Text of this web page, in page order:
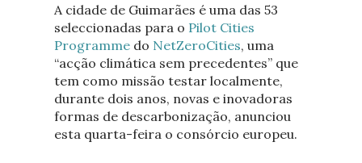
A cidade de Guimarães é uma das 53
seleccionadas para o Pilot Cities
Programmedo NetZeroCities, uma
“acção climática sem precedentes” que
tem como missão testar localmente,
durante dois anos, novas e inovadoras
formas de descarbonização, anunciou
esta quarta-feira o consórcio europeu.